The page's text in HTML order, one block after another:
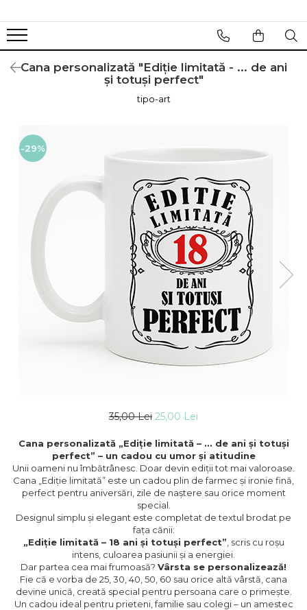
Cana personalizată "Ediție limitată - ... de ani
și totuși perfect"
tipo-art
-29%
35,00 Lei 25,00 Lei
Cana personalizată „Ediție limitată – ... de ani și totuși
perfect” – un cadou cu umor și atitudine
Unii oameni nu îmbătrânesc. Doar devin ediții tot mai valoroase.
Cana „Ediție limitată” este un cadou plin de farmec și ironie fină,
perfect pentru aniversări, zile de naștere sau orice moment
special.
Designul simplu și elegant este completat de textul brodat pe
fața cănii:
„Ediție limitată – 18 ani și totuși perfect” , scris cu roșu
intens, culoarea pasiunii și a energiei.
Dar partea cea mai frumoasă? Vârsta se personalizează!
Fie că e vorba de 25, 30, 40, 50, 60 sau orice altă vârstă, cana
devine unică, creată special pentru persoana care o primește.
Un cadou ideal pentru prieteni, familie sau colegi – un amestec